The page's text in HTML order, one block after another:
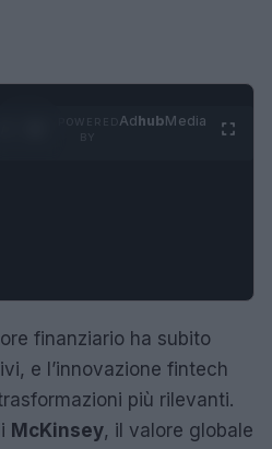
AdhubMedia
finanziario ha subito
e l’innovazione fintech
più rilevanti.
McKinsey, il valore globale